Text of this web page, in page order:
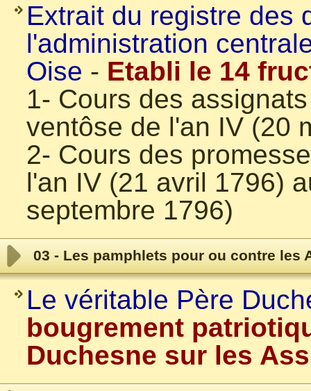
Extrait du registre des
l'administration
Oise - Etabli le 14
1- Cours des
ventôse de l'an IV (20
2- Cours des
l'an IV (21 avril 1796)
septembre 1796)
03 - Les pamphlets pour ou contre les
Le véritable Père
bougrement
Duchesne sur les